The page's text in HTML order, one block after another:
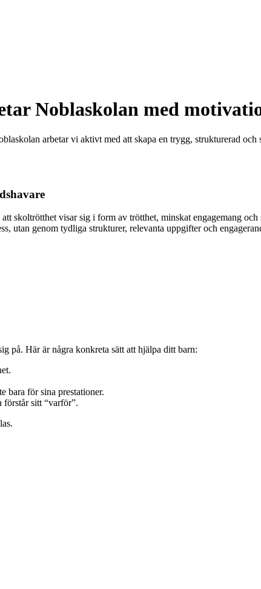
Noblaskolan med
arbetar vi aktivt med att skapa en trygg, strukturerad
skoltrötthet visar sig i form av trötthet, minskat engagemang
utan genom tydliga strukturer, relevanta uppgifter och
på. Här är några konkreta sätt att hjälpa ditt barn:
bara för sina prestationer.
sitt “varför”.